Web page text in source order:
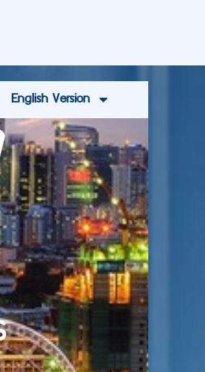
English Version